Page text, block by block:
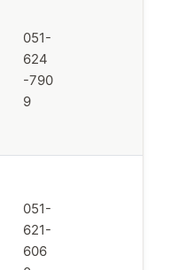
051-
624
-790
9
051-
621-
606